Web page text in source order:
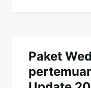
Paket